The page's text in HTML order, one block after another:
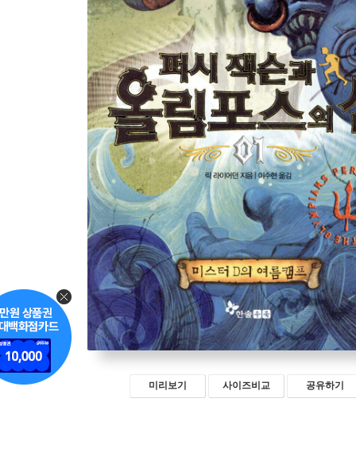
미리보기 사이즈비교 공유하기